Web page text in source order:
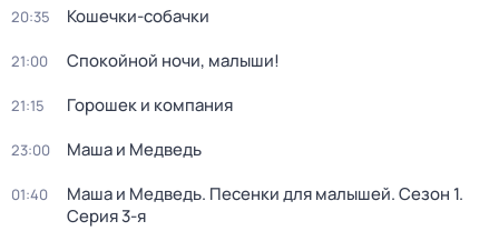
20:35 Кошечки-собачки
21:00 Спокойной ночи, малыши!
21:15 Горошек и компания
23:00 Маша и Медведь
01:40 Маша и Медведь. Песенки для малышей. Сезон 1.
Серия 3-я